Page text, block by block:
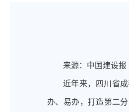
来源：中国建设报
近年来，四川省
办、易办，打造第二